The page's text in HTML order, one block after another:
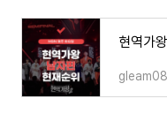
현역가